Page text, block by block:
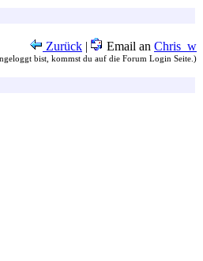
Zurück | Email an Chris_w
bist, kommst du auf die Forum Login Seite.)